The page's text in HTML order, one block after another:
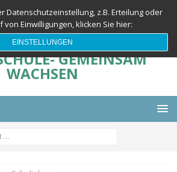
GEMEINSAM
WACHSEN
Datenschutzeinstellung, z.B. Erteilung oder
von Einwilligungen, klicken Sie hier:
EINSTELLUNGEN